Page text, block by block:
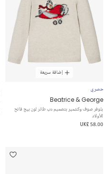
إضافة سريعة
حصري
Beatrice & George
بلوفر صوف وكشمير بتصميم دب طائر لون بيج فاتح
للأولاد
UK£ 58.00